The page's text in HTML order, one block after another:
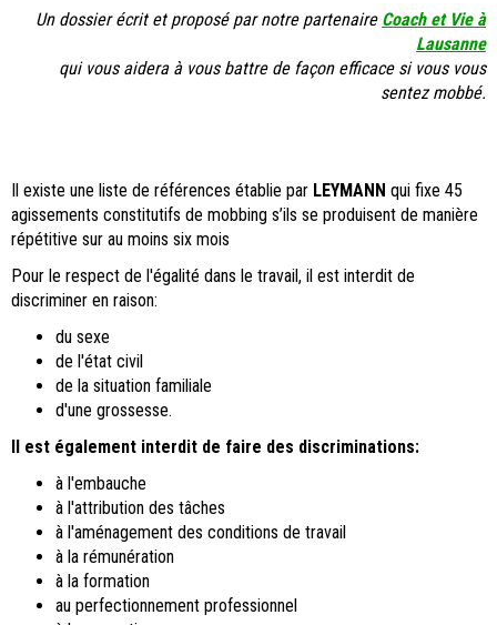
Un dossier écrit et proposé par notre partenaire Coach et Vie à
Lausanne
qui vous aidera à vous battre de façon efficace si vous vous
sentez mobbé.
Il existe une liste de références établie par LEYMANN qui fixe 45
agissements constitutifs de mobbing s’ils se produisent de manière
répétitive sur au moins six mois
Pour le respect de l'égalité dans le travail, il est interdit de
discriminer en raison:
du sexe
de l'état civil
de la situation familiale
d'une grossesse.
Il est également interdit de faire des discriminations:
à l'embauche
à l'attribution des tâches
à l'aménagement des conditions de travail
à la rémunération
à la formation
au perfectionnement professionnel